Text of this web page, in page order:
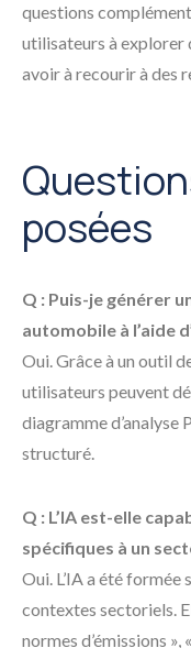
questions
utilisateurs à explorer
avoir à recourir à des
posées
Q : Puis-je générer
automobile à l’aide
Oui. Grâce à un outil
utilisateurs peuvent
diagramme d’analyse
structuré.
Q : L’IA est-elle
spécifiques à un
Oui. L’IA a été
contextes sectoriels.
normes d’émissions